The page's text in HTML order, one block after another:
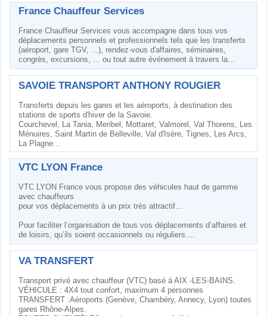
France Chauffeur Services
France Chauffeur Services vous accompagne dans tous vos
déplacements personnels et professionnels tels que les transferts
(aéroport, gare TGV, ...), rendez-vous d'affaires, séminaires,
congrès, excursions, ... ou tout autre événement à travers la...
SAVOIE TRANSPORT ANTHONY ROUGIER
Transferts depuis les gares et les aéroports, à destination des
stations de sports d'hiver de la Savoie.
Courchevel, La Tania, Meribel, Mottaret, Valmorel, Val Thorens, Les
Ménuires, Saint Martin de Belleville, Val d'Isère, Tignes, Les Arcs,
La Plagne...
VTC LYON France
VTC LYON France vous propose des véhicules haut de gamme
avec chauffeurs
pour vos déplacements à un prix très attractif…
Pour faciliter l’organisation de tous vos déplacements d’affaires et
de loisirs, qu’ils soient occasionnels ou réguliers....
VA TRANSFERT
Transport privé avec chauffeur (VTC) basé à AIX -LES-BAINS.
VÉHICULE : 4X4 tout confort, maximum 4 personnes
TRANSFERT :Aéroports (Genève, Chambéry, Annecy, Lyon) toutes
gares Rhône-Alpes.